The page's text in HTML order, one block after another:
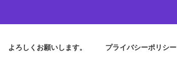
よろしくお願いします。 プライバシーポリシー